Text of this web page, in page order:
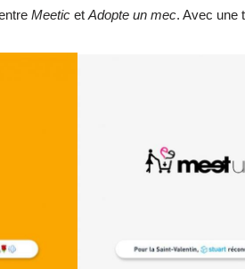
Meetic et Adopte un mec. Avec une